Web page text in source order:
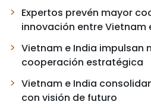
Expertos prevén mayor
innovación entre Vietnam
Vietnam e India impulsan
cooperación estratégica
Vietnam e India
con visión de futuro